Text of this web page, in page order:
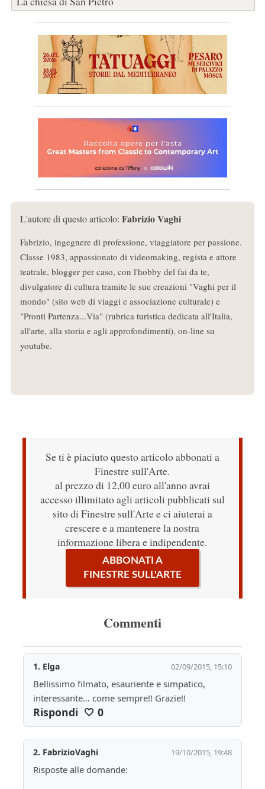
L'autore di questo articolo: Fabrizio Vaghi
Fabrizio, ingegnere di professione, viaggiatore per passione.
Classe 1983, appassionato di videomaking, regista e attore
teatrale, blogger per caso, con l'hobby del fai da te,
divulgatore di cultura tramite le sue creazioni "Vaghi per il
mondo" (sito web di viaggi e associazione culturale) e
"Pronti Partenza...Via" (rubrica turistica dedicata all'Italia,
all'arte, alla storia e agli approfondimenti), on-line su
youtube.
Se ti è piaciuto questo articolo abbonati a
Finestre sull'Arte.
al prezzo di 12,00 euro all'anno avrai
accesso illimitato agli articoli pubblicati sul
sito di Finestre sull'Arte e ci aiuterai a
crescere e a mantenere la nostra
informazione libera e indipendente.
ABBONATI A
FINESTRE SULL'ARTE
Commenti
1. Elga 02/09/2015, 15:10
Bellissimo filmato, esauriente e simpatico,
interessante... come sempre!! Grazie!!
Rispondi 🤍 0
2. FabrizioVaghi 19/10/2015, 19:48
Risposte alle domande: